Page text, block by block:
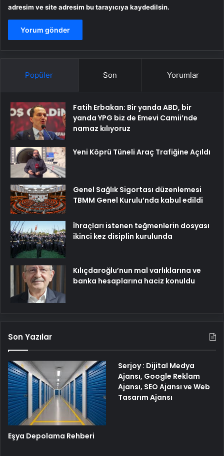
adresim ve site adresim bu tarayıcıya kaydedilsin.
Popüler Son Yorumlar
Fatih Erbakan: Bir yanda ABD, bir
yanda YPG biz de Emevi Camii’nde
namaz kılıyoruz
Yeni Köprü Tüneli Araç Trafiğine Açıldı
Genel Sağlık Sigortası düzenlemesi
TBMM Genel Kurulu’nda kabul edildi
İhraçları istenen teğmenlerin dosyası
ikinci kez disiplin kurulunda
Kılıçdaroğlu’nun mal varlıklarına ve
banka hesaplarına haciz konuldu
Son Yazılar
Eşya Depolama Rehberi
Serjoy : Dijital Medya
Ajansı, Google Reklam
Ajansı, SEO Ajansı ve Web
Tasarım Ajansı